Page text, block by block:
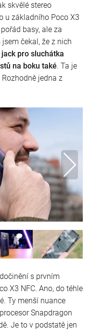
skvělé stereo
u základního Poco X3
basy, ale za
čekal, že z nich
jack pro sluchátka
na boku také. Ta je
jedna z
s prvním
X3 NFC. Ano, do téhle
Ty menší nuance
Snapdragon
Je to v podstatě jen